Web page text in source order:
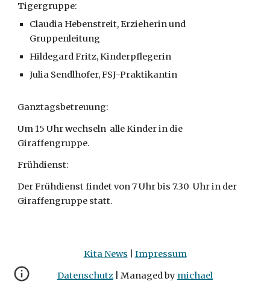
Tigergruppe:
Claudia Hebenstreit, Erzieherin und
Gruppenleitung
Hildegard Fritz, Kinderpflegerin
Julia Sendlhofer, FSJ-Praktikantin
Ganztagsbetreuung:
Um 15 Uhr wechseln alle Kinder in die
Giraffengruppe.
Frühdienst:
Der Frühdienst findet von 7 Uhr bis 7.30 Uhr in der
Giraffengruppe statt.
Kita News
Impressum
Datenschutz | Managed by michael